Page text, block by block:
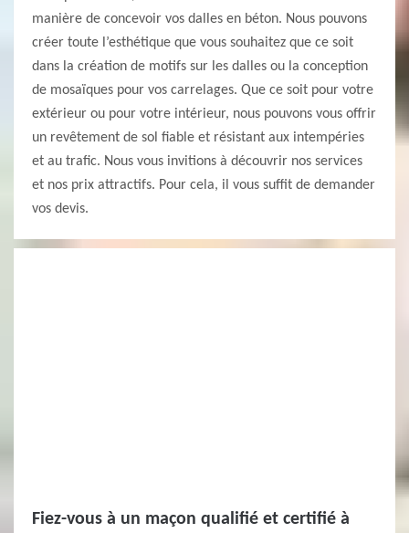
manière de concevoir vos dalles en béton. Nous pouvons
créer toute l’esthétique que vous souhaitez que ce soit
dans la création de motifs sur les dalles ou la conception
de mosaïques pour vos carrelages. Que ce soit pour votre
extérieur ou pour votre intérieur, nous pouvons vous offrir
un revêtement de sol fiable et résistant aux intempéries
et au trafic. Nous vous invitions à découvrir nos services
et nos prix attractifs. Pour cela, il vous suffit de demander
vos devis.
Fiez-vous à un maçon qualifié et certifié à